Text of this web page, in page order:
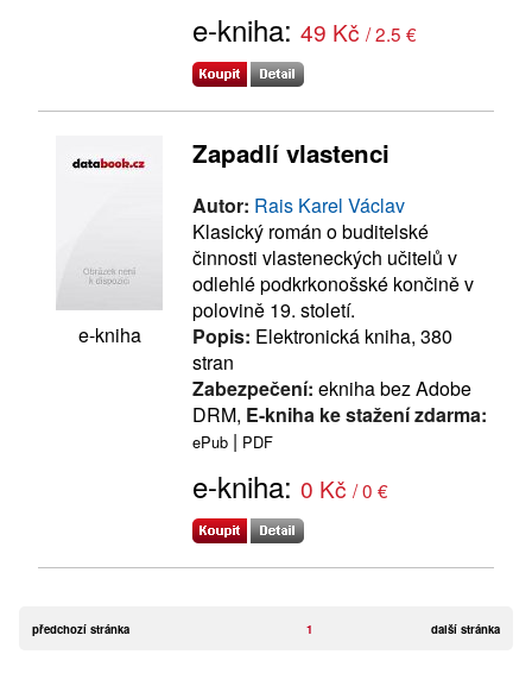
e-kniha: 49 Kč / 2.5 €
e-kniha
Zapadlí vlastenci
Autor: Rais Karel Václav
Klasický román o buditelské
činnosti vlasteneckých učitelů v
odlehlé podkrkonošské končině v
polovině 19. století.
Popis: Elektronická kniha, 380
stran
Zabezpečení: ekniha bez Adobe
DRM, E-kniha ke stažení zdarma:
ePub | PDF
e-kniha: 0 Kč / 0 €
další stránka
předchozí stránka 1